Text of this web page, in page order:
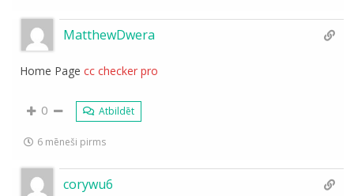
MatthewDwera
Home Pagecc checker pro
0 Atbildēt
6 mēneši pirms
corywu6